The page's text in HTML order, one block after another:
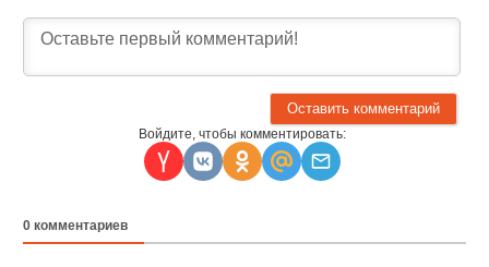
Войдите, чтобы комментировать:
0 комментариев